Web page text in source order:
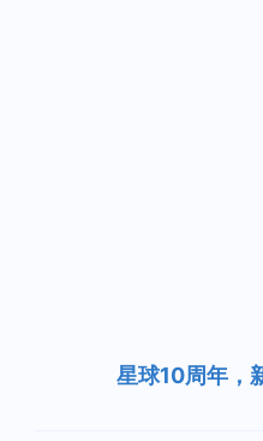
星球10周年，